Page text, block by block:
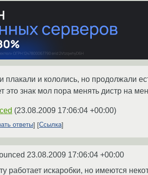
и кололись, но продолжали
это знак мол пора менять дистр на
(23.08.2009 17:06:04 +00:00)
ответы Ссылка
23.08.2009 17:06:04 +00:00
работает искаробки, но имеются